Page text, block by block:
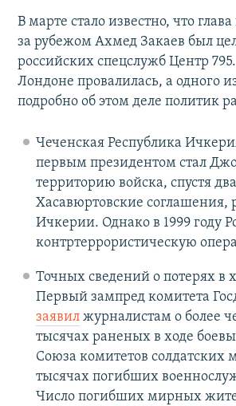
В марте стало известно, что
за рубежом Aхмед Закаев был
российских спецслужб Центр
Лондоне провалилась, а одного
подробно об этом деле политик
Чеченская Республика
первым президентом стал
территорию войска, спустя
Хасавюртовские соглашения,
Ичкерии. Однако в 1999 году
контртеррористическую
Точных сведений о потерях в
Первый зампред комитета
заявилжурналистам о более
тысячах раненых в ходе
Союза комитетов солдатских
тысячах погибших
Число погибших мирных